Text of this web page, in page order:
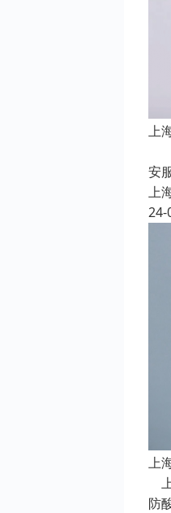
上
安
上
24-
上
防